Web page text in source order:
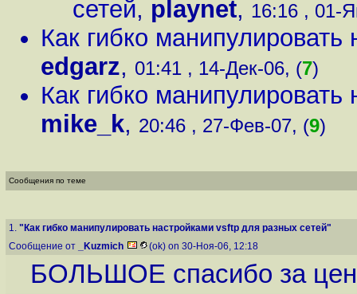
сетей, playnet, 16:16 , 01-
Как гибко
edgarz, 01:41 , 14-Дек-06, (7)
Как гибко
mike_k, 20:46 , 27-Фев-07, (9)
Сообщения по теме
1. "Как гибко манипулировать настройками vsftp для разных сетей"
Сообщение от
_Kuzmich (ok) on 30-Ноя-06, 12:18
БОЛЬШОЕ спасибо за